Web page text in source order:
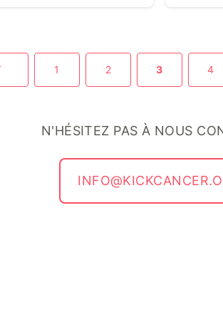
1 2 3 4
N'HÉSITEZ PAS À NOUS